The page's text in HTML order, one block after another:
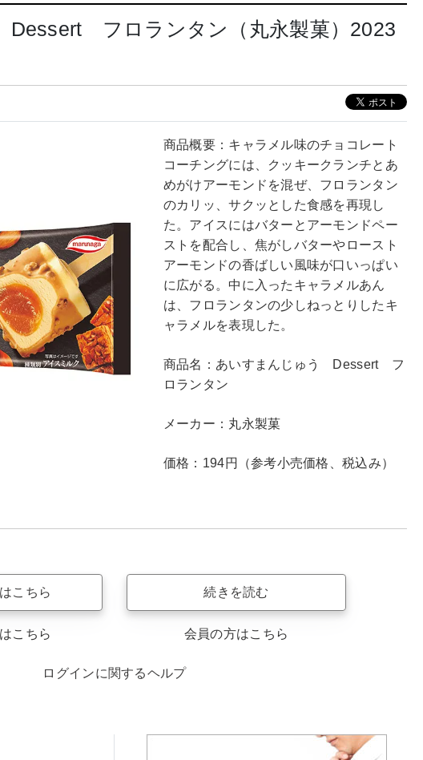
フロランタン（丸永製菓）2023
商品概要：キャラメル味のチョコレート
コーチングには、クッキークランチとあ
めがけアーモンドを混ぜ、フロランタン
のカリッ、サクッとした食感を再現し
た。アイスにはバターとアーモンドペー
ストを配合し、焦がしバターやロースト
アーモンドの香ばしい風味が口いっぱい
に広がる。中に入ったキャラメルあん
は、フロランタンの少しねっとりしたキ
ャラメルを表現した。
商品名：あいすまんじゅう Dessert フ
ロランタン
メーカー：丸永製菓
価格：194円（参考小売価格、税込み）
こちら
こちら
続きを読む
会員の方はこちら
ログインに関するヘルプ